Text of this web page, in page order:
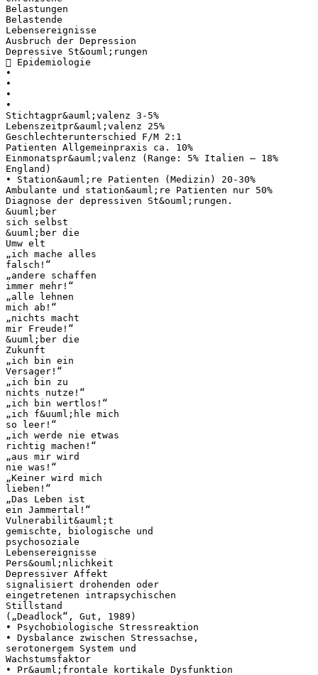
Belastungen
Belastende
Lebensereignisse
Ausbruch der Depression
Depressive St&ouml;rungen
 Epidemiologie
•
•
•
•
Stichtagpr&auml;valenz 3-5%
Lebenszeitpr&auml;valenz 25%
Geschlechterunterschied F/M 2:1
Patienten Allgemeinpraxis ca. 10%
Einmonatspr&auml;valenz (Range: 5% Italien – 18%
England)
• Station&auml;re Patienten (Medizin) 20-30%
Ambulante und station&auml;re Patienten nur 50%
Diagnose der depressiven St&ouml;rungen.
&uuml;ber
sich selbst
&uuml;ber die
Umw elt
„ich mache alles
falsch!“
„andere schaffen
immer mehr!“
„alle lehnen
mich ab!“
„nichts macht
mir Freude!“
&uuml;ber die
Zukunft
„ich bin ein
Versager!“
„ich bin zu
nichts nutze!“
„ich bin wertlos!“
„ich f&uuml;hle mich
so leer!“
„ich werde nie etwas
richtig machen!“
„aus mir wird
nie was!“
„Keiner wird mich
lieben!“
„Das Leben ist
ein Jammertal!“
Vulnerabilit&auml;t
gemischte, biologische und
psychosoziale
Lebensereignisse
Pers&ouml;nlichkeit
Depressiver Affekt
signalisiert drohenden oder
eingetretenen intrapsychischen
Stillstand
(„Deadlock“, Gut, 1989)
• Psychobiologische Stressreaktion
• Dysbalance zwischen Stressachse,
serotonergem System und
Wachstumsfaktor
• Pr&auml;frontale kortikale Dysfunktion